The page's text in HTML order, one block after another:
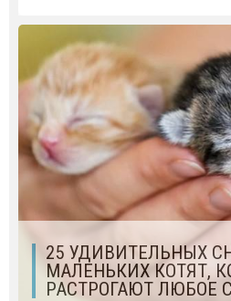
25 УДИВИТЕЛЬНЫХ
МАЛЕНЬКИХ КОТЯТ,
РАСТРОГАЮТ ЛЮБОЕ